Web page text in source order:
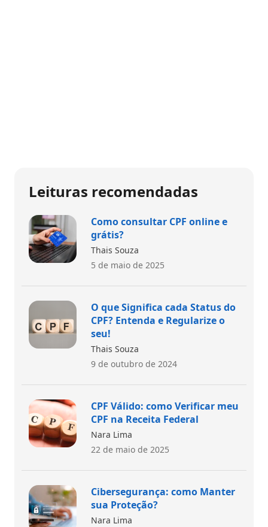
Leituras recomendadas
Como consultar CPF online e
grátis?
Thais Souza
5 de maio de 2025
O que Significa cada Status do
CPF? Entenda e Regularize o
seu!
Thais Souza
9 de outubro de 2024
CPF Válido: como Verificar meu
CPF na Receita Federal
Nara Lima
22 de maio de 2025
Cibersegurança: como Manter
sua Proteção?
Nara Lima